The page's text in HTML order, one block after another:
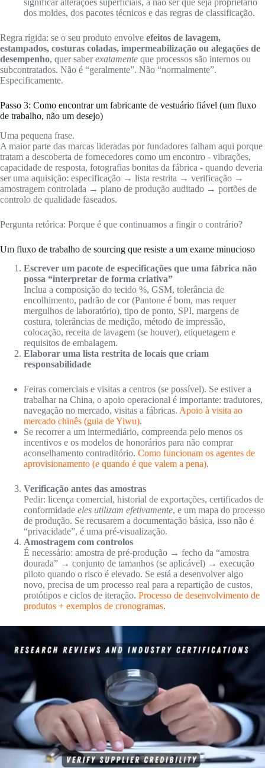
dos moldes, dos pacotes técnicos e das regras de classificação.
Regra rígida: se o seu produto envolve efeitos de lavagem,
estampados, costuras coladas, impermeabilização ou alegações de
desempenho, quer saberexatamente que processos são internos ou
subcontratados. Não é “geralmente”. Não “normalmente”.
Especificamente.
Passo 3: Como encontrar um fabricante de vestuário fiável (um fluxo
de trabalho, não um desejo)
Uma pequena frase.
A maior parte das marcas lideradas por fundadores falham aqui porque
tratam a descoberta de fornecedores como um encontro - vibrações,
capacidade de resposta, fotografias bonitas da fábrica - quando deveria
ser uma aquisição: especificação → lista restrita → verificação →
amostragem controlada → plano de produção auditado → portões de
controlo de qualidade faseados.
Pergunta retórica: Porque é que continuamos a fingir o contrário?
Um fluxo de trabalho de sourcing que resiste a um exame minucioso
Escrever um pacote de especificações que uma fábrica não
possa “interpretar de forma criativa”
Inclua a composição do tecido %, GSM, tolerância de
encolhimento, padrão de cor (Pantone é bom, mas requer
mergulhos de laboratório), tipo de ponto, SPI, margens de
costura, tolerâncias de medição, método de impressão,
colocação, receita de lavagem (se houver), etiquetagem e
requisitos de embalagem.
Elaborar uma lista restrita de locais que criam
responsabilidade
Feiras comerciais e visitas a centros (se possível). Se estiver a
trabalhar na China, o apoio operacional é importante: tradutores,
navegação no mercado, visitas a fábricas. Apoio à visita ao
mercado chinês (guia de Yiwu).
Se recorrer a um intermediário, compreenda pelo menos os
incentivos e os modelos de honorários para não comprar
aconselhamento contraditório. Como funcionam os agentes de
aprovisionamento (e quando é que valem a pena).
Verificação antes das amostras
Pedir: licença comercial, historial de exportações, certificados de
conformidade eles utilizam efetivamente, e um mapa do processo
de produção. Se recusarem a documentação básica, isso não é
“privacidade”, é uma pré-visualização.
Amostragem com controlos
É necessário: amostra de pré-produção → fecho da “amostra
dourada” → conjunto de tamanhos (se aplicável) → execução
piloto quando o risco é elevado. Se está a desenvolver algo
novo, precisa de um processo real para a repartição de custos,
protótipos e ciclos de iteração. Processo de desenvolvimento de
produtos + exemplos de cronogramas.